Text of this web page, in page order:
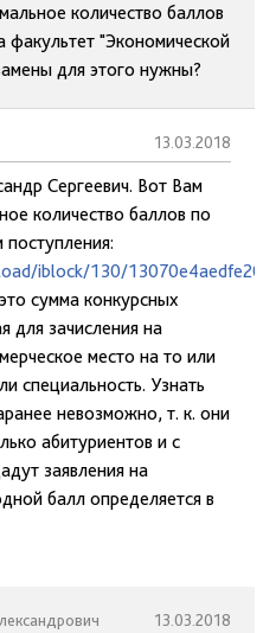
количество баллов
факультет "Экономической
для этого нужны?
13.03.2018
Сергеевич. Вот Вам
количество баллов по
iblock/130/
сумма конкурсных
для зачисления на
место на то или
специальность. Узнать
невозможно, т. к. они
абитуриентов и с
заявления на
балл определяется в
13.03.2018